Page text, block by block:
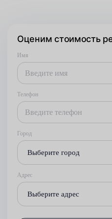
Оценим стоимость
Имя
Телефон
Город
Выберите город
Адрес
Выберите адрес